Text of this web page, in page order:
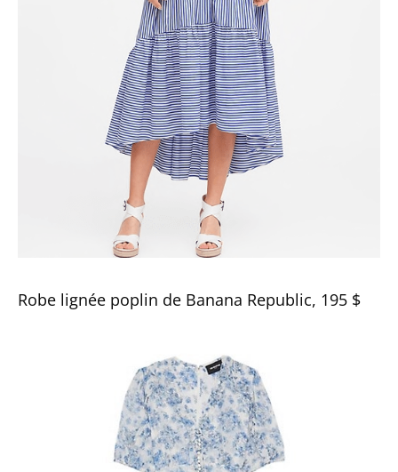
Robe lignée poplin de Banana Republic, 195 $